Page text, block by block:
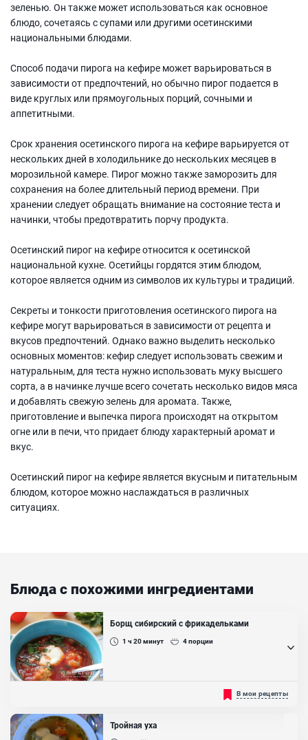
зеленью. Он также может использоваться как основное
блюдо, сочетаясь с супами или другими осетинскими
национальными блюдами.
Способ подачи пирога на кефире может варьироваться в
зависимости от предпочтений, но обычно пирог подается в
виде круглых или прямоугольных порций, сочными и
аппетитными.
Срок хранения осетинского пирога на кефире варьируется от
нескольких дней в холодильнике до нескольких месяцев в
морозильной камере. Пирог можно также заморозить для
сохранения на более длительный период времени. При
хранении следует обращать внимание на состояние теста и
начинки, чтобы предотвратить порчу продукта.
Осетинский пирог на кефире относится к осетинской
национальной кухне. Осетийцы гордятся этим блюдом,
которое является одним из символов их культуры и традиций.
Секреты и тонкости приготовления осетинского пирога на
кефире могут варьироваться в зависимости от рецепта и
вкусов предпочтений. Однако важно выделить несколько
основных моментов: кефир следует использовать свежим и
натуральным, для теста нужно использовать муку высшего
сорта, а в начинке лучше всего сочетать несколько видов мяса
и добавлять свежую зелень для аромата. Также,
приготовление и выпечка пирога происходят на открытом
огне или в печи, что придает блюду характерный аромат и
вкус.
Осетинский пирог на кефире является вкусным и питательным
блюдом, которое можно наслаждаться в различных
ситуациях.
Блюда с похожими ингредиентами
Борщ сибирский с фрикадельками
1 ч 20минут 4порции
Фрикадельки (маленькие шарики фарша) в супе, добавляют
Ингредиенты:
Фарш свино-говяжий , Свекла, Картофель, Морковь , Лук
В мои рецепты
Тройная уха